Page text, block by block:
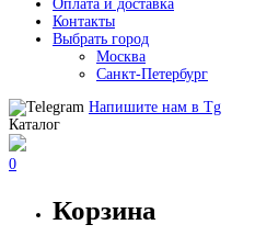
Оплата и доставка
Контакты
Выбрать город
Москва
Санкт-Петербург
Напишите нам в Tg
Каталог
0
Корзина